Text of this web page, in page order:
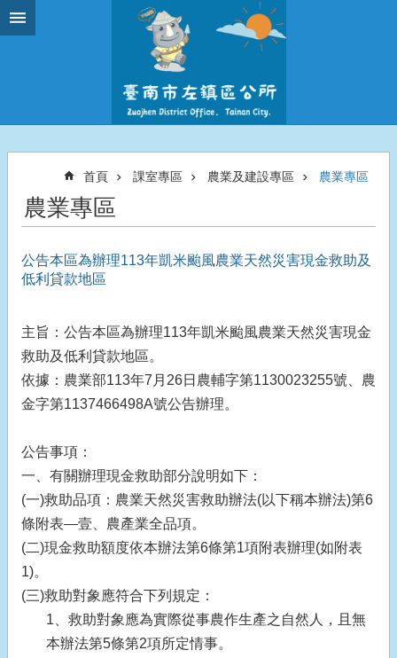
跳到主要內容區塊
首頁 課室專區 農業及建設專區 農業專區
農業專區
公告本區為辦理113年凱米颱風農業天然災害現金救助及
低利貸款地區
主旨：公告本區為辦理113年凱米颱風農業天然災害現金
救助及低利貸款地區。
依據：農業部113年7月26日農輔字第1130023255號、農
金字第1137466498A號公告辦理。
公告事項：
一、有關辦理現金救助部分說明如下：
(一)救助品項：農業天然災害救助辦法(以下稱本辦法)第6
條附表—壹、農產業全品項。
(二)現金救助額度依本辦法第6條第1項附表辦理(如附表
1)。
(三)救助對象應符合下列規定：
1、救助對象應為實際從事農作生產之自然人，且無
本辦法第5條第2項所定情事。